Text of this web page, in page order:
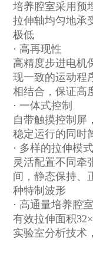
培养腔室采用预
拉伸轴均匀地承
极低
· 高再现性
高精度步进电机
现一致的运动程
相结合，保证高
· 一体式控制
自带触摸控制屏
稳定运行的同时
· 多样的拉伸模式
灵活配置不同牵
间，静态保持、
种特制波形
· 高通量培养腔室
有效拉伸面积
实验室分析技术